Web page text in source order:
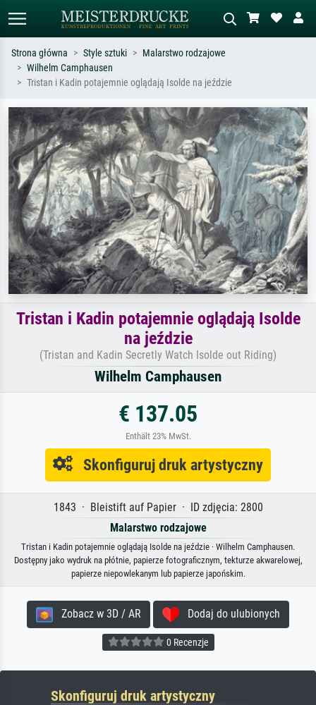
Wyszukiwanie standardowe Wyszukiwanie obrazów AI
Monet, Gwiaździsta noc,
impresjonizm, fala Hokusaia, akt.
abstrakcja z czerwienią, ciemny olej,
stojący akt obok drzewa.
Strona główna Style sztuki
Malarstwo rodzajowe
Wilhelm Camphausen
Tristan i Kadin potajemnie oglądają Isolde na jeździe
Tristan i Kadin potajemnie oglądają Isolde
na jeździe
(Tristan and Kadin Secretly Watch Isolde out Riding)
Wilhelm Camphausen
€ 137.05
Enthält 23% MwSt.
Skonfiguruj druk artystyczny
1843 · Bleistift auf Papier · ID zdjęcia: 2800
Malarstwo rodzajowe
Tristan i Kadin potajemnie oglądają Isolde na jeździe · Wilhelm Camphausen.
Dostępny jako wydruk na płótnie, papierze fotograficznym, tekturze akwarelowej,
papierze niepowlekanym lub papierze japońskim.
Zobacz w 3D / AR Dodaj do ulubionych
0 Recenzje
Skonfiguruj druk artystyczny